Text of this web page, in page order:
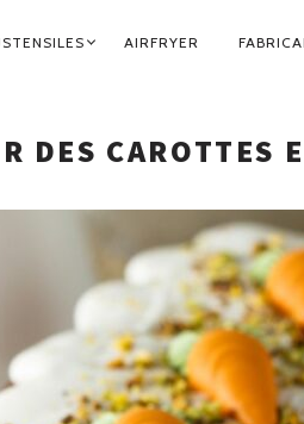
AIRFRYER
DES CAROTTES